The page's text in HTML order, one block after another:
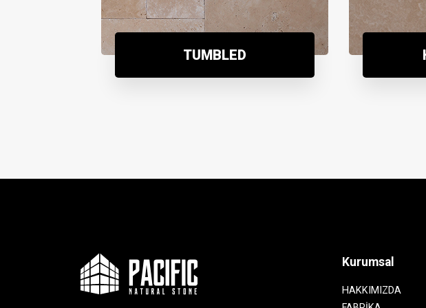
TUMBLED
Kurumsal
HAKKIMIZDA